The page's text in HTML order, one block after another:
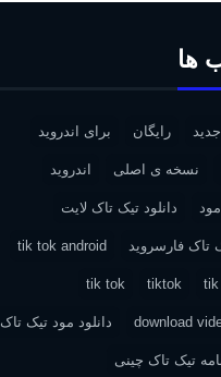
ها
رایگان برای اندروید
نسخه ی اصلی اندروید
دانلود تیک تاک لایت
تاک فارسروید tik tok android
tik
tiktok
tik tok
download دانلود مود تیک تاک
تیک تاک چینی